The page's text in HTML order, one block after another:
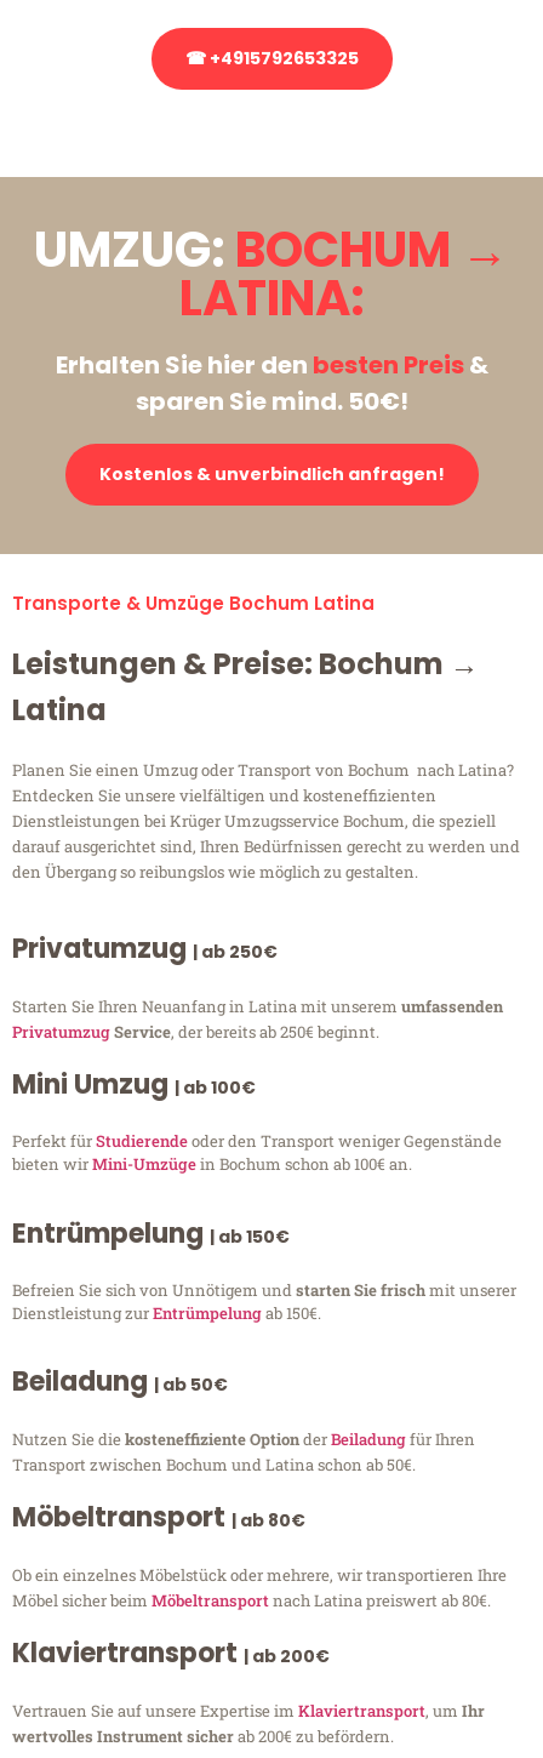
☎ +4915792653325
UMZUG: BOCHUM →
LATINA:
Erhalten Sie hier den besten Preis&
sparen Sie mind. 50€!
Kostenlos & unverbindlich anfragen!
Transporte & Umzüge Bochum Latina
Leistungen & Preise: Bochum →
Latina
Planen Sie einen Umzug oder Transport von Bochum nach Latina?
Entdecken Sie unsere vielfältigen und kosteneffizienten
Dienstleistungen bei Krüger Umzugsservice Bochum, die speziell
darauf ausgerichtet sind, Ihren Bedürfnissen gerecht zu werden und
den Übergang so reibungslos wie möglich zu gestalten.
Privatumzug | ab 250€
Starten Sie Ihren Neuanfang in Latina mit unserem umfassenden
PrivatumzugService, der bereits ab 250€ beginnt.
Mini Umzug | ab 100€
Perfekt fürStudierendeoder den Transport weniger Gegenstände
bieten wirMini-Umzügein Bochum schon ab 100€ an.
Entrümpelung | ab 150€
Befreien Sie sich von Unnötigem undstarten Sie frischmit unserer
Dienstleistung zurEntrümpelungab 150€.
Beiladung | ab 50€
Nutzen Sie diekosteneffiziente OptionderBeiladungfür Ihren
Transport zwischen Bochum und Latina schon ab 50€.
Möbeltransport | ab 80€
Ob ein einzelnes Möbelstück oder mehrere, wir transportieren Ihre
Möbel sicher beim Möbeltransportnach Latina preiswert ab 80€.
Klaviertransport | ab 200€
Vertrauen Sie auf unsere Expertise im Klaviertransport, um Ihr
wertvolles Instrument sicherab 200€ zu befördern.